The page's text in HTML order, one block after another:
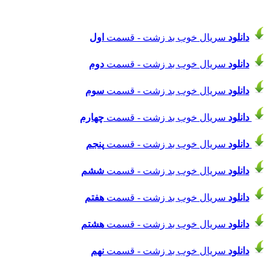
دانلود سریال خوب بد زشت - قسمت اول
دانلود سریال خوب بد زشت - قسمت دوم
دانلود سریال خوب بد زشت - قسمت سوم
دانلود سریال خوب بد زشت - قسمت چهارم
دانلود سریال خوب بد زشت - قسمت پنجم
دانلود سریال خوب بد زشت - قسمت ششم
دانلود سریال خوب بد زشت - قسمت هفتم
دانلود سریال خوب بد زشت - قسمت هشتم
دانلود سریال خوب بد زشت - قسمت نهم